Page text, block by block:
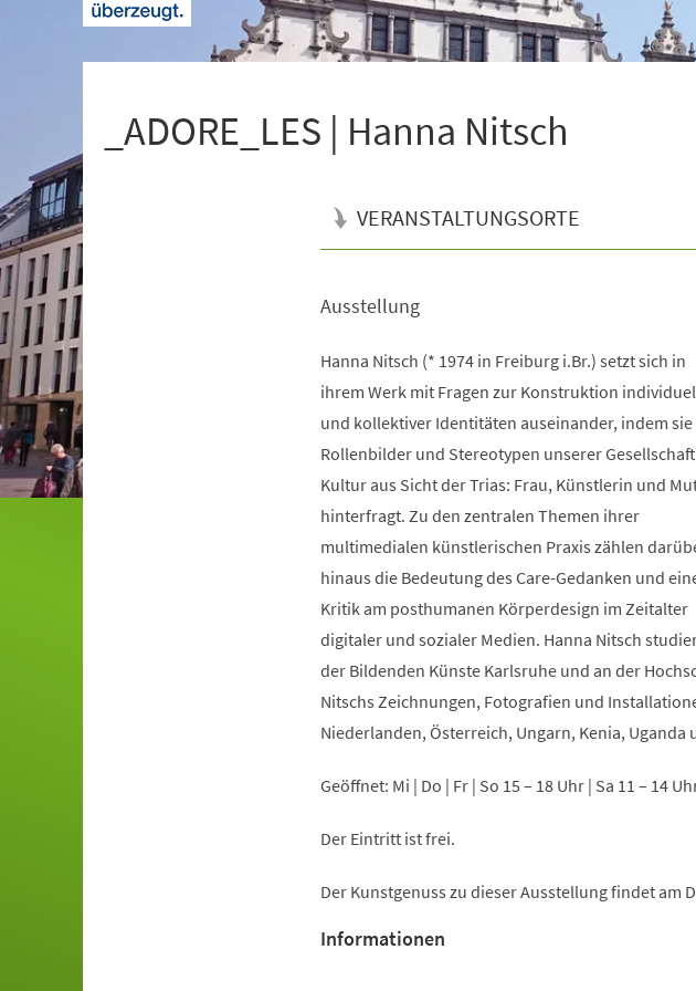
_ADORE_LES | Hanna Nitsch
VERANSTALTUNGSORTE
Ausstellung
Hanna Nitsch (* 1974 in Freiburg i.Br.) setzt sich in
ihrem Werk mit Fragen zur Konstruktion
und kollektiver Identitäten auseinander, indem sie
Rollenbilder und Stereotypen unserer
Kultur aus Sicht der Trias: Frau, Künstlerin und
hinterfragt. Zu den zentralen Themen ihrer
multimedialen künstlerischen Praxis zählen
hinaus die Bedeutung des Care-Gedanken und
Kritik am posthumanen Körperdesign im Zeitalter
digitaler und sozialer Medien. Hanna Nitsch
der Bildenden Künste Karlsruhe und an der
Nitschs Zeichnungen, Fotografien und
Niederlanden, Österreich, Ungarn, Kenia, Uganda
Geöffnet: Mi | Do | Fr | So 15 – 18 Uhr | Sa 11 – 14
Der Eintritt ist frei.
Der Kunstgenuss zu dieser Ausstellung findet am
Informationen